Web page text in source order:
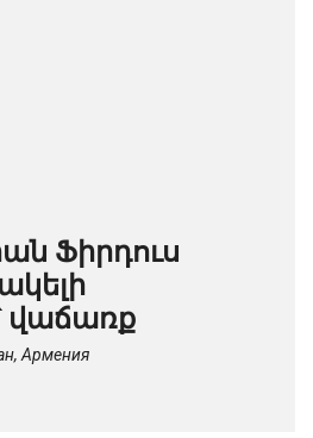
Ֆիրդուս
վաճառք
Армения